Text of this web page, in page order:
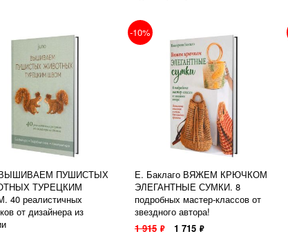
ВЫШИВАЕМ ПУШИСТЫХ
ТУРЕЦКИМ
40 реалистичных
от дизайнера из
-10%
Е. Баклаго ВЯЖЕМ КРЮЧКОМ
ЭЛЕГАНТНЫЕ СУМКИ. 8
подробных мастер-классов от
звездного автора!
1 915 ф 1 715 ф